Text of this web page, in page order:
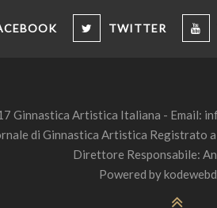
TWITTER
Ginnastica Artistica Italiana - Email:
di Ginnastica Artistica Registrato
Direttore Responsabile:
Powered by